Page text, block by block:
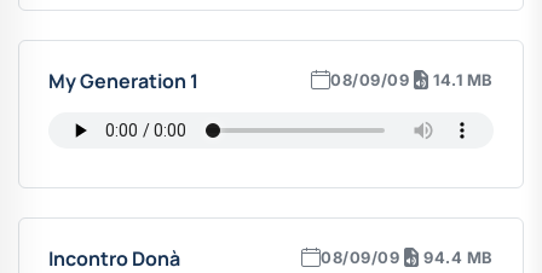
My Generation 1 08/09/09 14.1 MB
Incontro Donà 08/09/09 94.4 MB